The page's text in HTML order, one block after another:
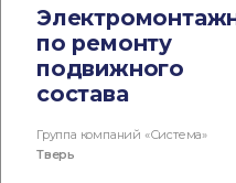
по ремонту
подвижного
состава
Группа компаний «Система»
Тверь